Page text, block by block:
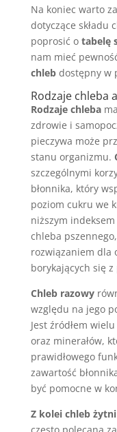
Na koniec warto
dotyczące składu
poprosić o tabelę
nam mieć
chlebdostępny w
Rodzaje chleba
Rodzaje chleba
zdrowie i
pieczywa może
stanu organizmu.
szczególnymi
błonnika, który
poziom cukru we
niższym
chleba
rozwiązaniem dla
borykających się
Chleb razowy
względu na jego
Jest źródłem
oraz minerałów,
prawidłowego
zawartość
być pomocne w
Z kolei chleb żytni